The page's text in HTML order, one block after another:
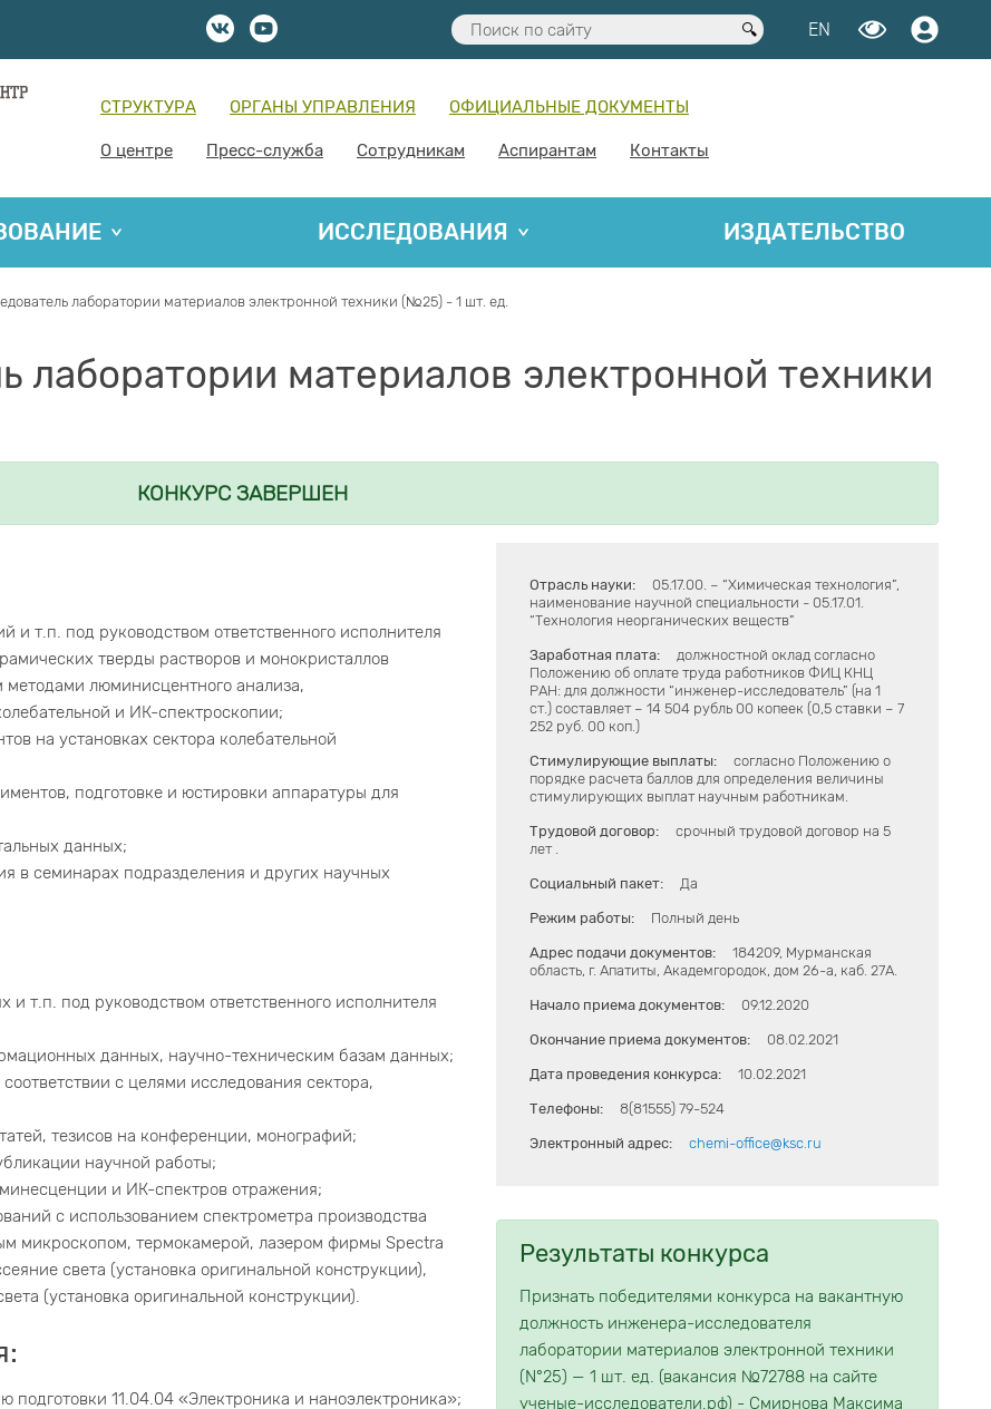
EN
СТРУКТУРА ОРГАНЫ УПРАВЛЕНИЯ ОФИЦИАЛЬНЫЕ ДОКУМЕНТЫ
О центре Пресс-служба Сотрудникам Аспирантам Контакты
ИССЛЕДОВАНИЯ ИЗДАТЕЛЬСТВО
лаборатории материалов электронной техники (№25) - 1 шт. ед.
лаборатории материалов электронной техники
КОНКУРС ЗАВЕРШЕН
т.п. под руководством ответственного исполнителя
тверды растворов и монокристаллов
люминисцентного анализа,
и ИК-спектроскопии;
на установках сектора колебательной
подготовке и юстировки аппаратуры для
данных;
в семинарах подразделения и других научных
т.п. под руководством ответственного исполнителя
данных, научно-техническим базам данных;
с целями исследования сектора,
тезисов на конференции, монографий;
научной работы;
и ИК-спектров отражения;
с использованием спектрометра производства
микроскопом, термокамерой, лазером фирмы Spectra
света (установка оригинальной конструкции),
(установка оригинальной конструкции).
11.04.04 «Электроника и наноэлектроника»;
Отрасль науки:
05.17.00. – “Химическая технология”,
наименование научной специальности - 05.17.01.
“Технология неорганических веществ”
Заработная плата:
должностной оклад согласно
Положению об оплате труда работников ФИЦ КНЦ
РАН: для должности “инженер-исследователь” (на 1
ст.) составляет – 14 504 рубль 00 копеек (0,5 ставки – 7
252 руб. 00 коп.)
Стимулирующие выплаты:
согласно Положению о
порядке расчета баллов для определения величины
стимулирующих выплат научным работникам.
Трудовой договор:
срочный трудовой договор на 5
лет .
Социальный пакет: Да
Режим работы: Полный день
Адрес подачи документов:
184209, Мурманская
область, г. Апатиты, Академгородок, дом 26-а, каб. 27А.
Начало приема документов: 09.12.2020
Окончание приема документов: 08.02.2021
Дата проведения конкурса: 10.02.2021
Телефоны: 8(81555) 79-524
Электронный адрес: chemi-office@ksc.ru
Результаты конкурса
Признать победителями конкурса на вакантную
должность инженера-исследователя
лаборатории материалов электронной техники
(N°25) — 1 шт. ед. (вакансия №72788 на сайте
ученые-исследователи.рф) - Смирнова Максима